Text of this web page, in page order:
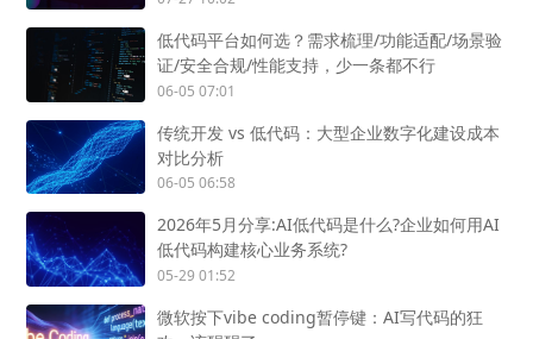
低代码平台如何选？需求梳理/功能适配/场景验
证/安全合规/性能支持，少一条都不行
06-05 07:01
传统开发 vs 低代码：大型企业数字化建设成本
对比分析
06-05 06:58
2026年5月分享:AI低代码是什么?企业如何用AI
低代码构建核心业务系统?
05-29 01:52
微软按下vibe coding暂停键：AI写代码的狂